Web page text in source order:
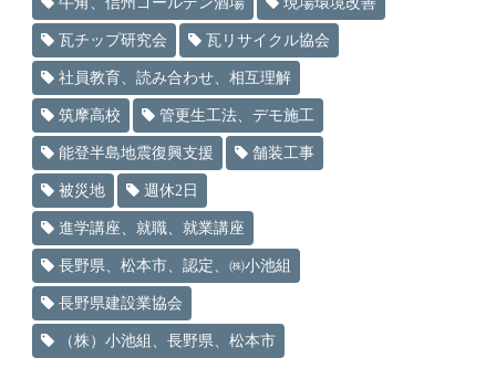
瓦チップ研究会 瓦リサイクル協会
社員教育、読み合わせ、相互理解
筑摩高校 管更生工法、デモ施工
能登半島地震復興支援 舗装工事
被災地 週休2日
進学講座、就職、就業講座
長野県、松本市、認定、㈱小池組
長野県建設業協会
（株）小池組、長野県、松本市